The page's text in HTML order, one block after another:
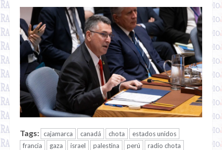
Tags: cajamarca canadá chota
estados unidos
francia
gaza israel palestina perú
radio chota